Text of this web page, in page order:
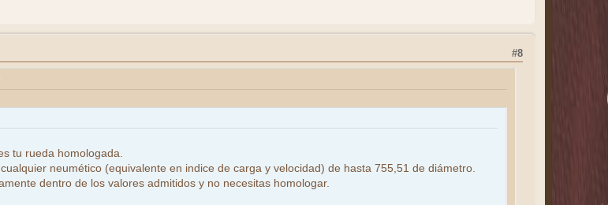
#8
tu rueda homologada.
neumético (equivalente en indice de carga y velocidad) de hasta 755,51 de diámetro.
dentro de los valores admitidos y no necesitas homologar.